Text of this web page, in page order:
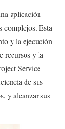
aplicación
complejos. Esta
y la ejecución
recursos y la
Service
de sus
y alcanzar sus